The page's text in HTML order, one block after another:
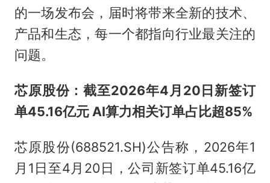
的一场发布会，届时将带来全新的技术、
产品和生态，每一个都指向行业最关注的
问题。
芯原股份：截至2026年4月20日新签订
单45.16亿元 AI算力相关订单占比超85%
芯原股份(688521.SH)公告称，2026年1
月1日至4月20日，公司新签订单45.16亿